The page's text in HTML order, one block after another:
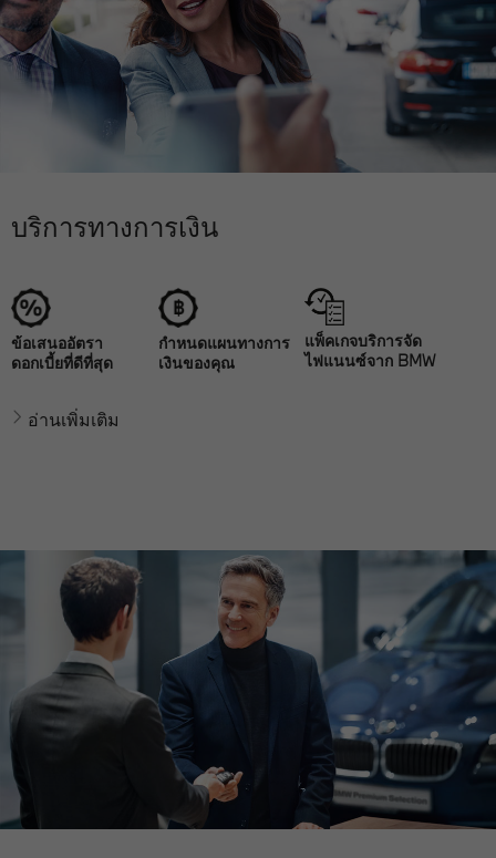
บริการทางการเงิน
ข้อเสนออัตรา
ดอกเบี้ยที่ดีที่สุด
กำหนดแผนทางการ
เงินของคุณ
แพ็คเกจบริการจัด
ไฟแนนซ์จาก BMW
อ่านเพิ่มเติม